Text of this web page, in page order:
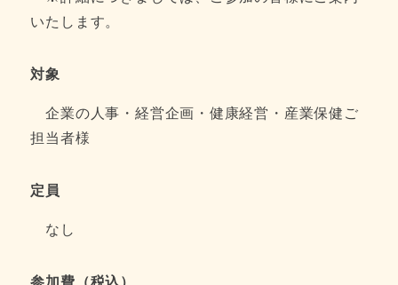
いたします。
対象
企業の人事・経営企画・健康経営・産業保健ご
担当者様
定員
なし